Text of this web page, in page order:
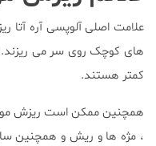
علامت اصلی آلوپسی آره
های کوچک روی سر می ریزند.
کمتر هستند.
همچنین ممکن است ریزش مو
، مژه ها و ریش و همچنین